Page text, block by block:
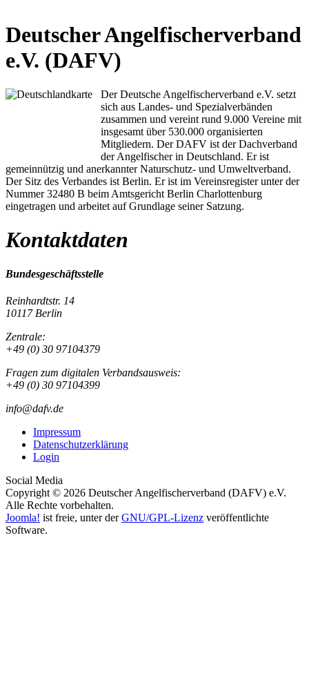
Deutscher Angelfischerverband
e.V. (DAFV)
Der Deutsche Angelfischerverband e.V. setzt
sich aus Landes- und Spezialverbänden
zusammen und vereint rund 9.000 Vereine mit
insgesamt über 530.000 organisierten
Mitgliedern. Der DAFV ist der Dachverband
der Angelfischer in Deutschland. Er ist
gemeinnützig und anerkannter Naturschutz- und Umweltverband.
Der Sitz des Verbandes ist Berlin. Er ist im Vereinsregister unter der
Nummer 32480 B beim Amtsgericht Berlin Charlottenburg
eingetragen und arbeitet auf Grundlage seiner Satzung.
Kontaktdaten
Bundesgeschäftsstelle
Reinhardtstr. 14
10117 Berlin
Zentrale:
+49 (0) 30 97104379
Fragen zum digitalen Verbandsausweis:
+49 (0) 30 97104399
info@dafv.de
Impressum
Datenschutzerklärung
Login
Social Media
Copyright © 2026 Deutscher Angelfischerverband (DAFV) e.V.
Alle Rechte vorbehalten.
Joomla! ist freie, unter derGNU/GPL-Lizenz veröffentlichte
Software.